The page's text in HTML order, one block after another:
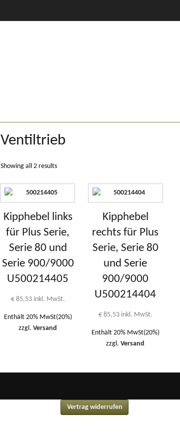
Ventiltrieb
Showing all 2 results
Kipphebel links
für Plus Serie,
Serie 80 und
Serie 900/9000
U500214405
€85,53 inkl. MwSt.
Enthält 20% MwSt(20%)
zzgl.Versand
Kipphebel
rechts für Plus
Serie, Serie 80
und Serie
900/9000
U500214404
€85,53 inkl. MwSt.
Enthält 20% MwSt(20%)
zzgl.Versand
Vertrag widerrufen